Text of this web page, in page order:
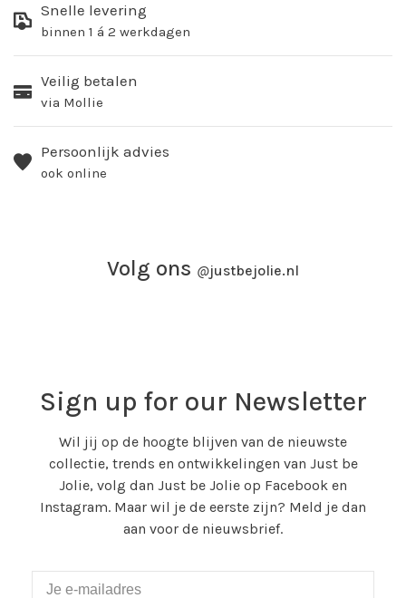
Snelle levering
binnen 1 á 2 werkdagen
Veilig betalen
via Mollie
Persoonlijk advies
ook online
Volg ons @justbejolie.nl
Sign up for our Newsletter
Wil jij op de hoogte blijven van de nieuwste
collectie, trends en ontwikkelingen van Just be
Jolie, volg dan Just be Jolie op Facebook en
Instagram. Maar wil je de eerste zijn? Meld je dan
aan voor de nieuwsbrief.